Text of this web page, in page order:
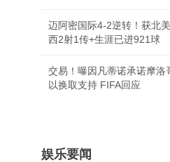
迈阿密国际4-2逆转！获北
西2射1传+生涯已进921球
交易！曝因凡蒂诺承诺摩洛
以换取支持 FIFA回应
娱乐要闻